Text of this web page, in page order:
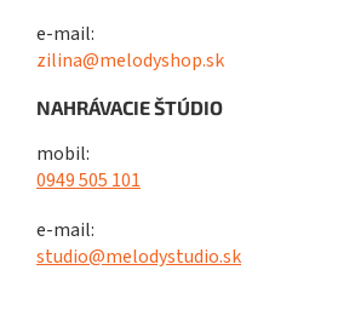
e-mail:
zilina@melodyshop.sk
NAHRÁVACIE ŠTÚDIO
mobil:
0949 505 101
e-mail:
studio@melodystudio.sk